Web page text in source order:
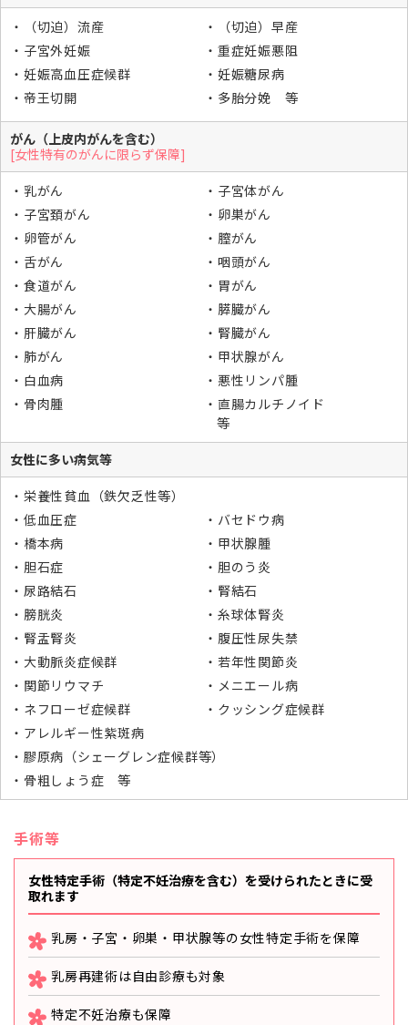
（切迫）流産
（切迫）早産
子宮外妊娠
重症妊娠悪阻
妊娠高血圧症候群
妊娠糖尿病
帝王切開
多胎分娩 等
がん（上皮内がんを含む）
[女性特有のがんに限らず保障]
乳がん
子宮体がん
子宮頚がん
卵巣がん
卵管がん
膣がん
舌がん
咽頭がん
食道がん
胃がん
大腸がん
膵臓がん
肝臓がん
腎臓がん
肺がん
甲状腺がん
白血病
悪性リンパ腫
骨肉腫
直腸カルチノイド
等
女性に多い病気等
栄養性貧血（鉄欠乏性等）
低血圧症
バセドウ病
橋本病
甲状腺腫
胆石症
胆のう炎
尿路結石
腎結石
膀胱炎
糸球体腎炎
腎盂腎炎
腹圧性尿失禁
大動脈炎症候群
若年性関節炎
関節リウマチ
メニエール病
ネフローゼ症候群
クッシング症候群
アレルギー性紫斑病
膠原病（シェーグレン症候群等）
骨粗しょう症 等
手術等
女性特定手術（特定不妊治療を含む）を受けられたときに受
取れます
乳房・子宮・卵巣・甲状腺等の女性特定手術を保障
乳房再建術は自由診療も対象
特定不妊治療も保障